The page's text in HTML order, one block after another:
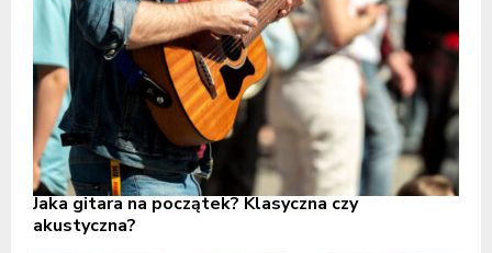
Jaka gitara na początek? Klasyczna czy
akustyczna?